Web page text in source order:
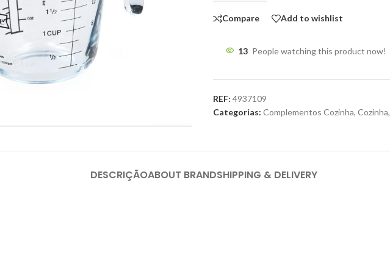
Compare Add to wishlist
13 People watching this product now!
REF: 4937109
Categorias: Complementos Cozinha, Cozinha,
DESCRIÇÃOABOUT BRANDSHIPPING & DELIVERY